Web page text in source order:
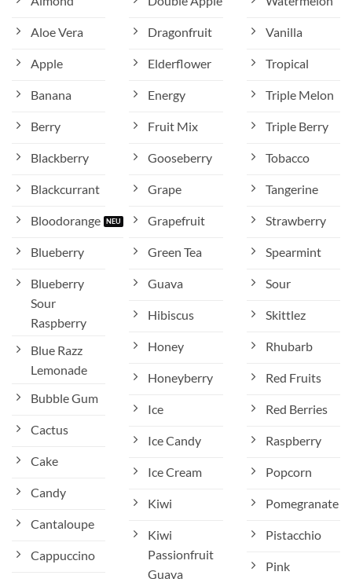
Aloe Vera
Apple
Banana
Berry
Blackberry
Blackcurrant
Bloodorange
Blueberry
Blueberry
Sour
Raspberry
Blue Razz
Lemonade
Bubble Gum
Cactus
Cake
Candy
Cantaloupe
Cappuccino
Dragonfruit
Elderflower
Energy
Fruit Mix
Gooseberry
Grape
Grapefruit
Green Tea
Guava
Hibiscus
Honey
Honeyberry
Ice
Ice Candy
Ice Cream
Kiwi
Kiwi
Passionfruit
Guava
Vanilla
Tropical
Triple Melon
Triple Berry
Tobacco
Tangerine
Strawberry
Spearmint
Sour
Skittlez
Rhubarb
Red Fruits
Red Berries
Raspberry
Popcorn
Pomegranate
Pistacchio
Pink